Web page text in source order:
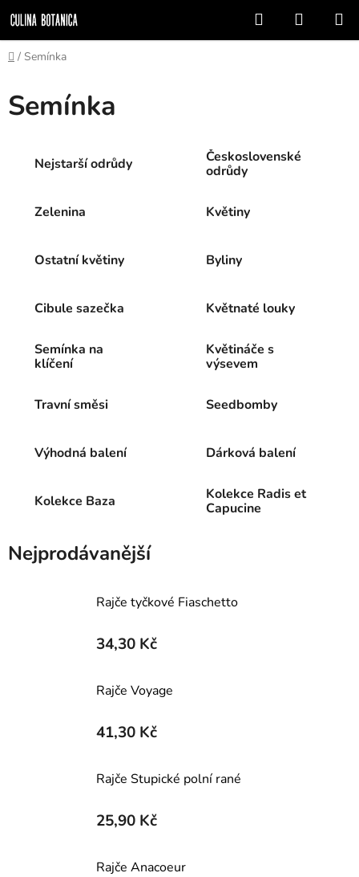
na
obsah
Hledat
KOŠÍK
Domů
/ Semínka
Semínka
Nejstarší odrůdy
Československé
odrůdy
Zelenina Květiny
Ostatní květiny Byliny
Cibule sazečka Květnaté louky
Semínka na
klíčení
Květináče s
výsevem
Travní směsi Seedbomby
Výhodná balení Dárková balení
Kolekce Baza
Kolekce Radis et
Capucine
Nejprodávanější
Rajče tyčkové Fiaschetto
34,30 Kč
Rajče Voyage
41,30 Kč
Rajče Stupické polní rané
25,90 Kč
Rajče Anacoeur